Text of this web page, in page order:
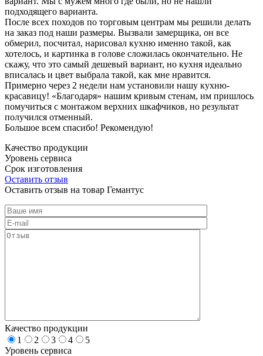
подходящего варианта.
После всех походов по торговым центрам мы решили делать
на заказ под наши размеры. Вызвали замерщика, он все
обмерил, посчитал, нарисовал кухню именно такой, как
хотелось, и картинка в голове сложилась окончательно. Не
скажу, что это самый дешевый вариант, но кухня идеально
вписалась и цвет выбрала такой, как мне нравится.
Примерно через 2 недели нам установили нашу кухню-
красавицу! «Благодаря» нашим кривым стенам, им пришлось
помучиться с монтажом верхних шкафчиков, но результат
получился отменный.
Большое всем спасибо! Рекомендую!
Качество продукции
Уровень сервиса
Срок изготовления
Оставить отзыв
Оставить отзыв на товар Гемантус
Качество продукции
1
2 3 4
5
Уровень сервиса